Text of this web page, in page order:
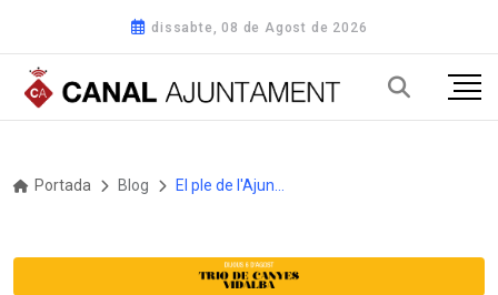
dissabte, 08 de Agost de 2026
Portada Blog